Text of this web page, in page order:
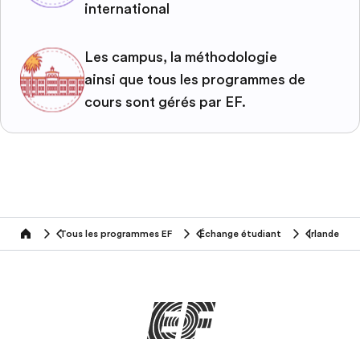
international
Les campus, la méthodologie
ainsi que tous les programmes de
cours sont gérés par EF.
home Tous les programmes EF Échange étudiant Irlande